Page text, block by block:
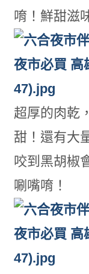
唷！鮮甜滋
超厚的肉乾
甜！還有大
咬到黑胡椒
唰嘴唷！